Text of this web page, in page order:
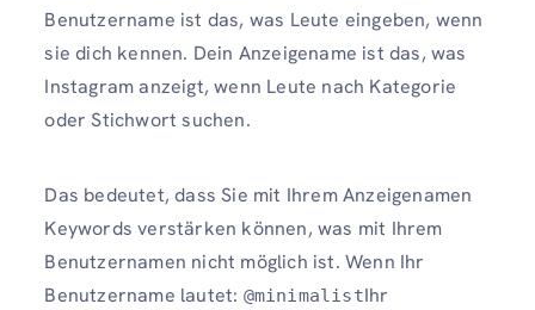
Benutzername ist das, was Leute eingeben, wenn
sie dich kennen. Dein Anzeigename ist das, was
Instagram anzeigt, wenn Leute nach Kategorie
oder Stichwort suchen.
Das bedeutet, dass Sie mit Ihrem Anzeigenamen
Keywords verstärken können, was mit Ihrem
Benutzernamen nicht möglich ist. Wenn Ihr
Benutzername lautet: @minimalistIhr